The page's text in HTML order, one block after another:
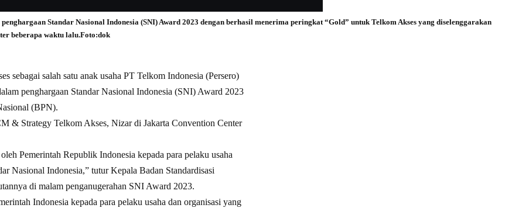
Standar Nasional Indonesia (SNI) Award 2023 dengan berhasil menerima peringkat “Gold” untuk Telkom Akses yang diselenggarakan
beberapa waktu lalu.Foto:dok
sebagai salah satu anak usaha PT Telkom Indonesia (Persero)
penghargaan Standar Nasional Indonesia (SNI) Award 2023
(BPN).
& Strategy Telkom Akses, Nizar di Jakarta Convention Center
Pemerintah Republik Indonesia kepada para pelaku usaha
Nasional Indonesia,” tutur Kepala Badan Standardisasi
di malam penganugerahan SNI Award 2023.
Indonesia kepada para pelaku usaha dan organisasi yang